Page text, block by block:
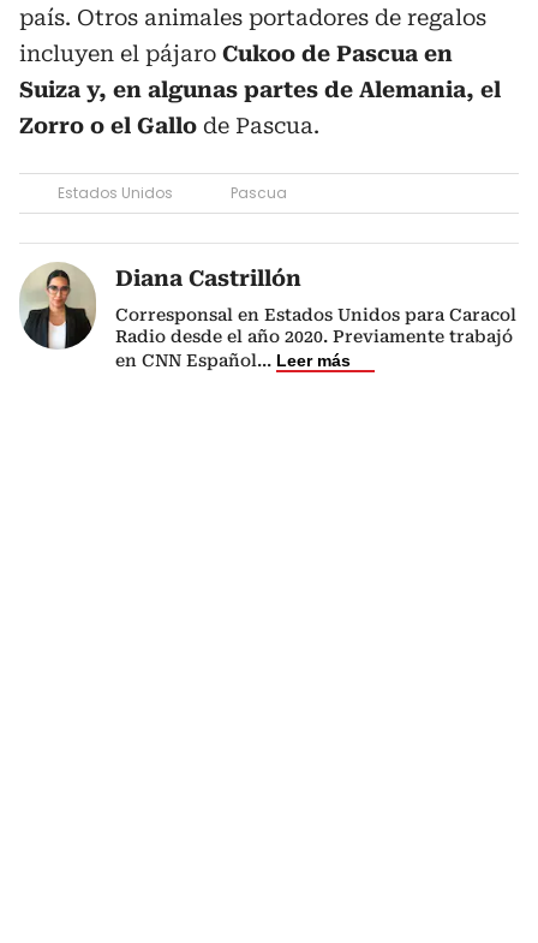
país. Otros animales portadores de regalos
incluyen el pájaro Cukoo de Pascua en
Suiza y, en algunas partes de Alemania, el
Zorro o el Gallo de Pascua.
Estados Unidos Pascua
Diana Castrillón
Corresponsal en Estados Unidos para Caracol
Radio desde el año 2020. Previamente trabajó
en CNN Español... Leer más